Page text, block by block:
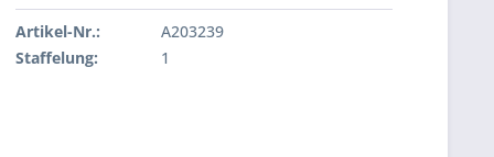
Artikel-Nr.:
A203239
Staffelung:
1